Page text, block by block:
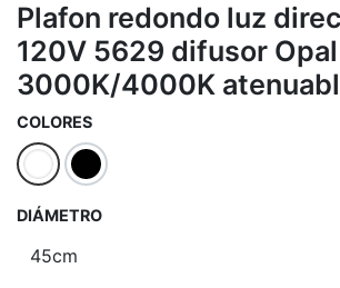
Plafon redondo luz
120V 5629 difusor Opal
3000K/4000K
COLORES
DIÁMETRO